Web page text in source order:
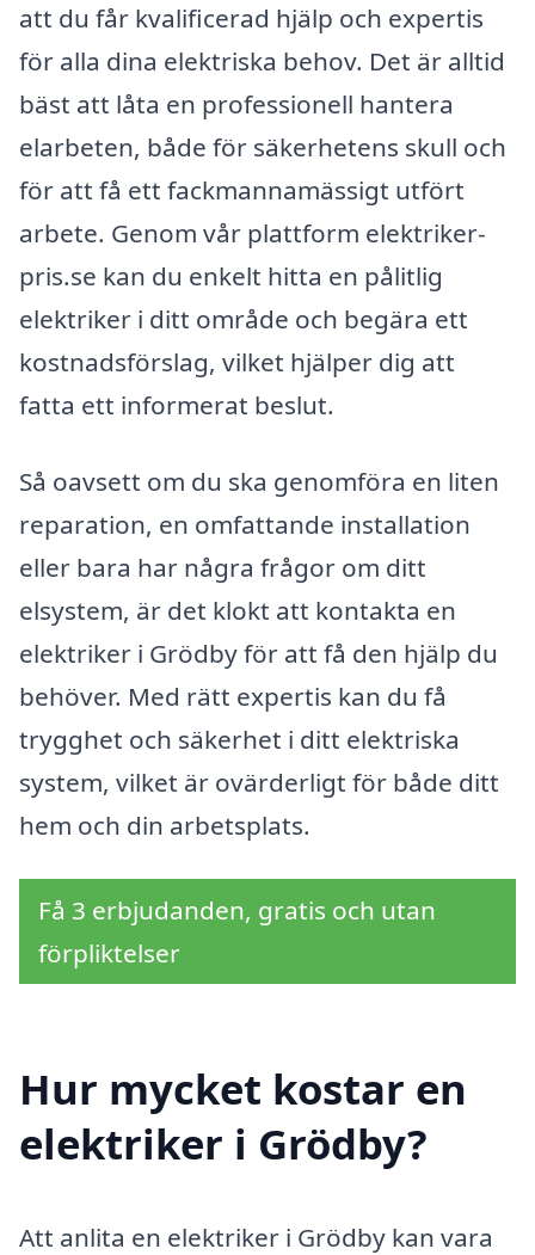
att du får kvalificerad hjälp och expertis
för alla dina elektriska behov. Det är alltid
bäst att låta en professionell hantera
elarbeten, både för säkerhetens skull och
för att få ett fackmannamässigt utfört
arbete. Genom vår plattform elektriker-
pris.se kan du enkelt hitta en pålitlig
elektriker i ditt område och begära ett
kostnadsförslag, vilket hjälper dig att
fatta ett informerat beslut.
Så oavsett om du ska genomföra en liten
reparation, en omfattande installation
eller bara har några frågor om ditt
elsystem, är det klokt att kontakta en
elektriker i Grödby för att få den hjälp du
behöver. Med rätt expertis kan du få
trygghet och säkerhet i ditt elektriska
system, vilket är ovärderligt för både ditt
hem och din arbetsplats.
Få 3 erbjudanden, gratis och utan
förpliktelser
Hur mycket kostar en
elektriker i Grödby?
Att anlita en elektriker i Grödby kan vara